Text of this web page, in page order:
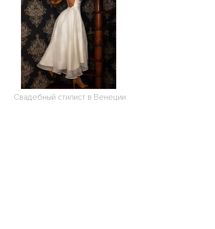
Свадебный стилист в Венеции